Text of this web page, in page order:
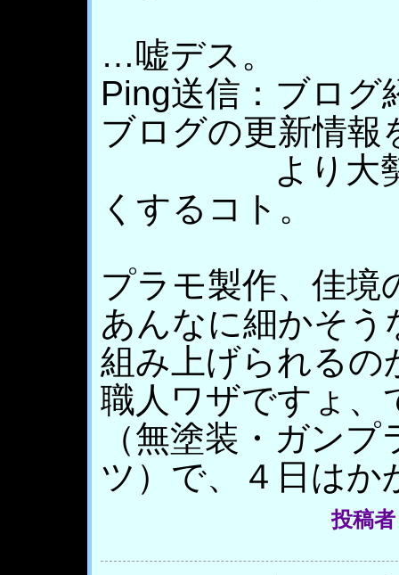
…嘘デス。
Ping送信：ブログ
ブログの更新情報
より大勢の
くするコト。
プラモ製作、佳境
あんなに細かそう
組み上げられる
職人ワザですょ、
（無塗装・ガン
ツ）で、４日は
投稿